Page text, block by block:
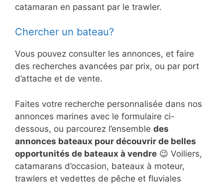
catamaran en passant par le trawler.
Chercher un bateau?
Vous pouvez consulter les annonces, et faire
des recherches avancées par prix, ou par port
d’attache et de vente.
Faites votre recherche personnalisée dans nos
annonces marines avec le formulaire ci-
dessous, ou parcourez l’ensemble des
annonces bateaux pour découvrir de belles
opportunités de bateaux à vendre 😉 Voiliers,
catamarans d’occasion, bateaux à moteur,
trawlers et vedettes de pêche et fluviales